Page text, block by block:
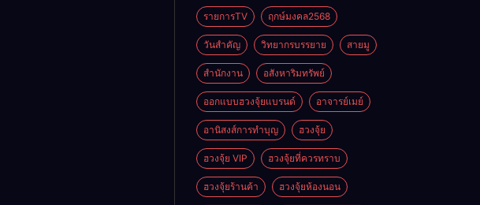
รายการTV ฤกษ์มงคล2568
วันสำคัญ วิทยากรบรรยาย สายมู
สำนักงาน อสังหาริมทรัพย์
ออกแบบฮวงจุ้ยแบรนด์ อาจารย์เมย์
อานิสงส์การทำบุญ ฮวงจุ้ย
ฮวงจุ้ย VIP ฮวงจุ้ยที่ควรทราบ
ฮวงจุ้ยร้านค้า ฮวงจุ้ยห้องนอน